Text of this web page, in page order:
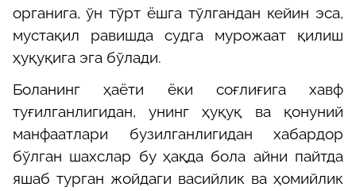
органига, ўн тўрт ёшга тўлгандан кейин эса,
мустақил равишда судга мурожаат қилиш
ҳуқуқига эга бўлади.
Боланинг ҳаёти ёки соғлиғига хавф
туғилганлигидан, унинг ҳуқуқ ва қонуний
манфаатлари бузилганлигидан хабардор
бўлган шахслар бу ҳақда бола айни пайтда
яшаб турган жойдаги васийлик ва ҳомийлик